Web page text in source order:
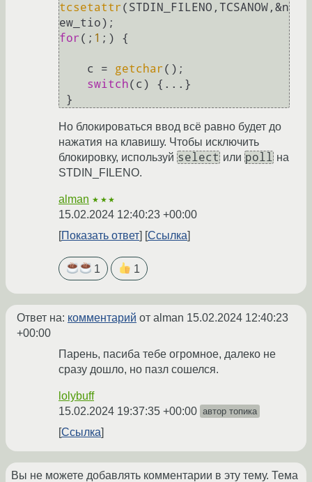
tcsetattr(STDIN_FILENO,TCSANOW,&n
for (; 1 ;) {
    c =
getchar();
switch(c) {...}
Но блокироваться ввод всё равно будет до
нажатия на клавишу. Чтобы исключить
блокировку, используй select или poll на
STDIN_FILENO.
alman ★★★
15.02.2024 12:40:23 +00:00
Показать ответ
Ссылка
1 1
Ответ на: комментарий от alman 15.02.2024 12:40:23
+00:00
Парень, пасиба тебе огромное, далеко не
сразу дошло, но пазл сошелся.
lolybuff
15.02.2024 19:37:35 +00:00 автор топика
Ссылка
Вы не можете добавлять комментарии в эту тему. Тема